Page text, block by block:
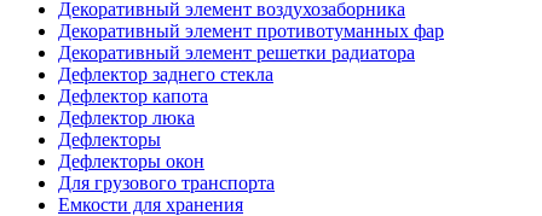
Декоративный элемент воздухозаборника
Декоративный элемент противотуманных фар
Декоративный элемент решетки радиатора
Дефлектор заднего стекла
Дефлектор капота
Дефлектор люка
Дефлекторы
Дефлекторы окон
Для грузового транспорта
Емкости для хранения